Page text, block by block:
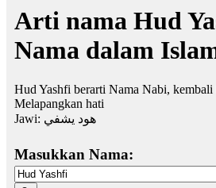
Arti nama Hud
Nama dalam
Hud Yashfi berarti Nama Nabi, kembali
Melapangkan hati
Jawi: هود يشفي
Masukkan Nama: